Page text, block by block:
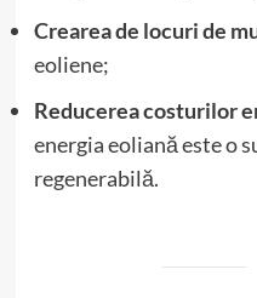
Crearea de locuri de
eoliene;
Reducerea costurilor
energia eoliană este o
regenerabilă.